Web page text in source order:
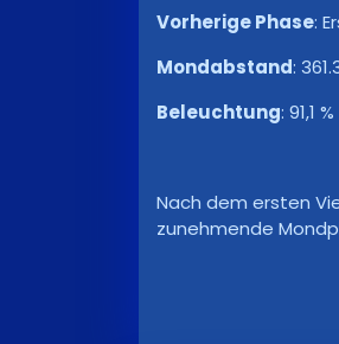
Vorherige Phase:
Mondabstand:
Beleuchtung: 91,1 %
Nach dem ersten
zunehmende